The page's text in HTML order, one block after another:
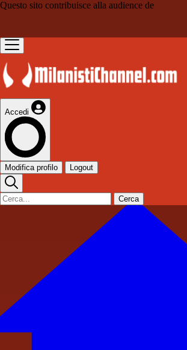
Questo sito contribuisce alla audience de
Accedi
Modifica profilo Logout
Cerca